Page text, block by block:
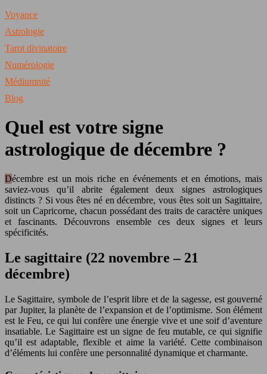
Voyance
Astrologie
Tarot divinatoire
Numérologie
Médiumnité
Blog
Quel est votre signe
astrologique de décembre ?
Décembre est un mois riche en événements et en émotions, mais
saviez-vous qu’il abrite également deux signes astrologiques
distincts ? Si vous êtes né en décembre, vous êtes soit un Sagittaire,
soit un Capricorne, chacun possédant des traits de caractère uniques
et fascinants. Découvrons ensemble ces deux signes et leurs
spécificités.
Le sagittaire (22 novembre – 21
décembre)
Le Sagittaire, symbole de l’esprit libre et de la sagesse, est gouverné
par Jupiter, la planète de l’expansion et de l’optimisme. Son élément
est le Feu, ce qui lui confère une énergie vive et une soif d’aventure
insatiable. Le Sagittaire est un signe de feu mutable, ce qui signifie
qu’il est adaptable, flexible et aime la variété. Cette combinaison
d’éléments lui confère une personnalité dynamique et charmante.